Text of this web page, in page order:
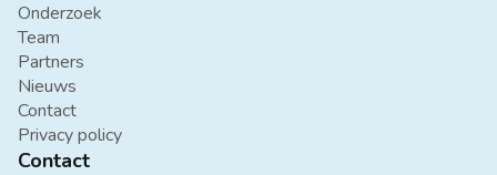
Onderzoek
Team
Partners
Nieuws
Contact
Privacy policy
Contact